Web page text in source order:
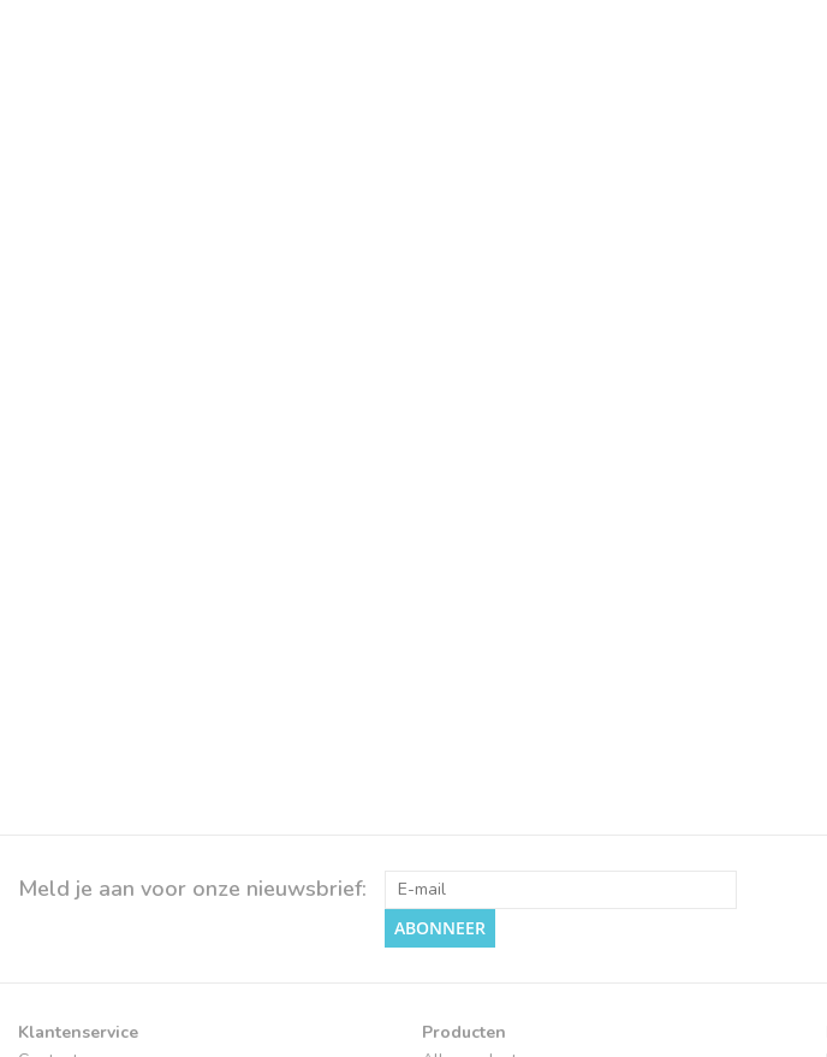
Meld je aan voor onze nieuwsbrief:
ABONNEER
Klantenservice
Producten